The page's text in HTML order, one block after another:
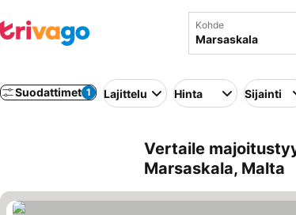
Kohde
Suodattimet 1 Lajittelu Hinta Sijainti
Vertaile
Marsaskala, Malta